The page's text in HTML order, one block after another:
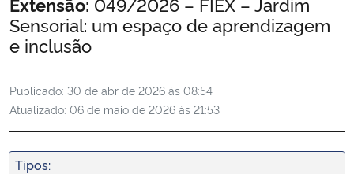
Ministério da Agricultura, Pecuária e Abastecimento
Ministério da Educação
Ministério da Cidadania
Ministério da Saúde
Sensorial: um espaço de aprendizagem
e inclusão
Publicado: 30 de abr de 2026 às 08:54
Atualizado: 06 de maio de 2026 às 21:53
Tipos: